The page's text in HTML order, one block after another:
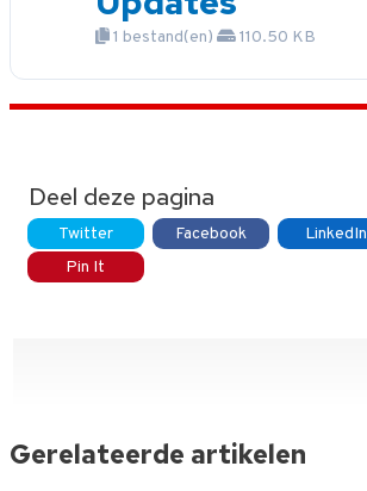
1 bestand(en) 110.50 KB
Deel deze pagina
Twitter Facebook
LinkedIn
Pin It
Gerelateerde artikelen